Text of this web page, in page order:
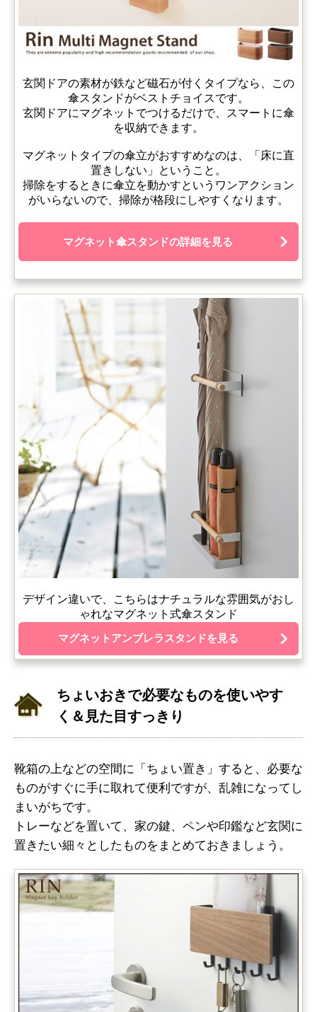
玄関ドアの素材が鉄など磁石が付くタイプなら、この
傘スタンドがベストチョイスです。
玄関ドアにマグネットでつけるだけで、スマートに傘
を収納できます。
マグネットタイプの傘立がおすすめなのは、「床に直
置きしない」ということ。
掃除をするときに傘立を動かすというワンアクション
がいらないので、掃除が格段にしやすくなります。
マグネット傘スタンドの詳細を見る
デザイン違いで、こちらはナチュラルな雰囲気がおし
ゃれなマグネット式傘スタンド
マグネットアンブレラスタンドを見る
ちょいおきで必要なものを使いやす
く＆見た目すっきり
靴箱の上などの空間に「ちょい置き」すると、必要な
ものがすぐに手に取れて便利ですが、乱雑になってし
まいがちです。
トレーなどを置いて、家の鍵、ペンや印鑑など玄関に
置きたい細々としたものをまとめておきましょう。